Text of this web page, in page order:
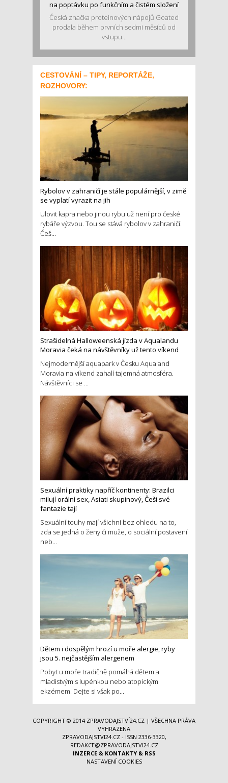
na poptávku po funkčním a čistém složení
Česká značka proteinových nápojů Goated
prodala během prvních sedmi měsíců od
vstupu...
CESTOVÁNÍ – TIPY, REPORTÁŽE,
ROZHOVORY:
Rybolov v zahraničí je stále populárnější, v zimě
se vyplatí vyrazit na jih
Ulovit kapra nebo jinou rybu už není pro české
rybáře výzvou. Tou se stává rybolov v zahraničí.
Češ...
Strašidelná Halloweenská jízda v Aqualandu
Moravia čeká na návštěvníky už tento víkend
Nejmodernější aquapark v Česku Aqualand
Moravia na víkend zahalí tajemná atmosféra.
Návštěvníci se ...
Sexuální praktiky napříč kontinenty: Brazilci
milují orální sex, Asiati skupinový, Češi své
fantazie tají
Sexuální touhy mají všichni bez ohledu na to,
zda se jedná o ženy či muže, o sociální postavení
neb...
Dětem i dospělým hrozí u moře alergie, ryby
jsou 5. nejčastějším alergenem
Pobyt u moře tradičně pomáhá dětem a
mladistvým s lupénkou nebo atopickým
ekzémem. Dejte si však po...
COPYRIGHT © 2014 ZPRAVODAJSTVÍ24.CZ | VŠECHNA PRÁVA
VYHRAZENA
ZPRAVODAJSTVI24.CZ - ISSN 2336-3320,
REDAKCE@ZPRAVODAJSTVI24.CZ
INZERCE& KONTAKTY& RSS
NASTAVENÍ COOKIES